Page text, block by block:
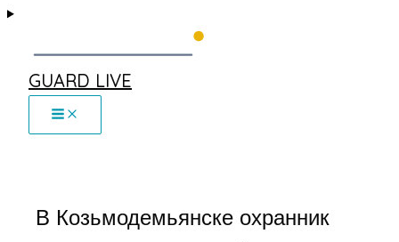
GUARD LIVE
В Козьмодемьянске охранник